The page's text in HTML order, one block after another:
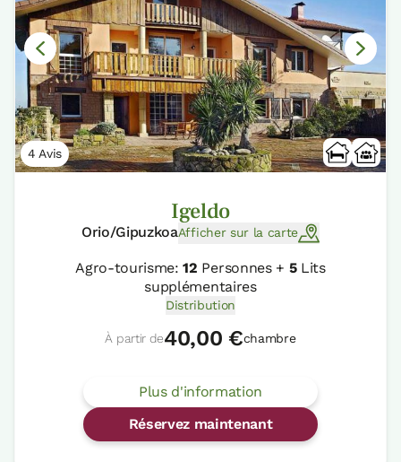
4 Avis
Igeldo
Orio/GipuzkoaAfficher sur la carte
Agro-tourisme:12 Personnes + 5Lits
supplémentaires
Distribution
À partir de40,00 €chambre
Plus d'information
Réservez maintenant